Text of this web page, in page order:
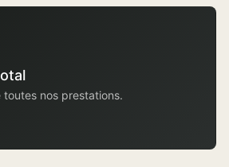
nos prestations.